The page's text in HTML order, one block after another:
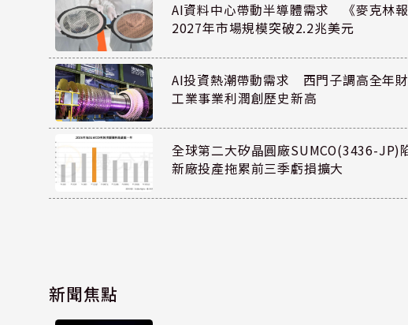
AI資料中心帶動半導體需求 《麥克林
2027年市場規模突破2.2兆美元
AI投資熱潮帶動需求 西門子調高全年
工業事業利潤創歷史新高
全球第二大矽晶圓廠SUMCO(3436-JP)
新廠投產拖累前三季虧損擴大
新聞焦點